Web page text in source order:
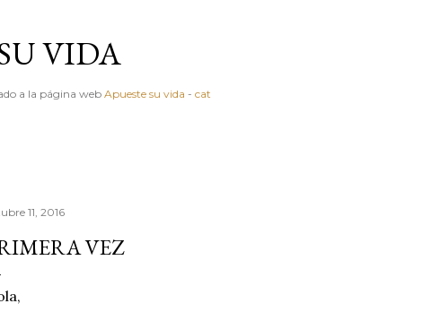
VIDA
a la página web Apueste su vida - cat
11, 2016
VEZ